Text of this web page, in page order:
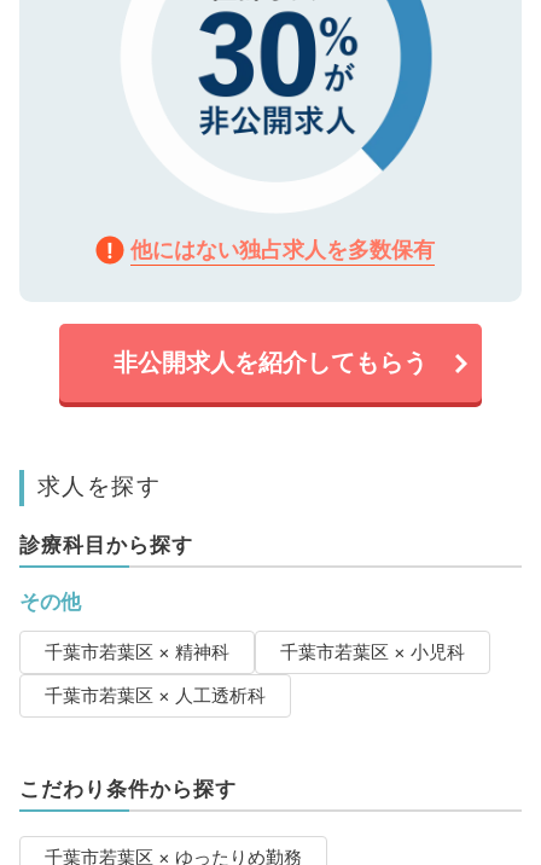
他にはない独占求人を多数保有
非公開求人を紹介してもらう
求人を探す
診療科目から探す
その他
千葉市若葉区 × 精神科
千葉市若葉区 × 小児科
千葉市若葉区 × 人工透析科
こだわり条件から探す
千葉市若葉区 × ゆったりめ勤務